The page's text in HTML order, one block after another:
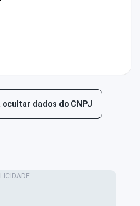
dados do CNPJ